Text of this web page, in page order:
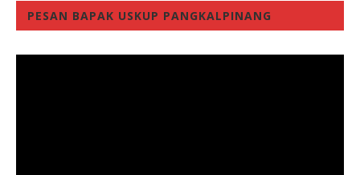
PESAN BAPAK USKUP PANGKALPINANG